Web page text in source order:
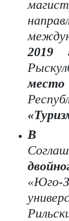
2019
место
В
«Юго-